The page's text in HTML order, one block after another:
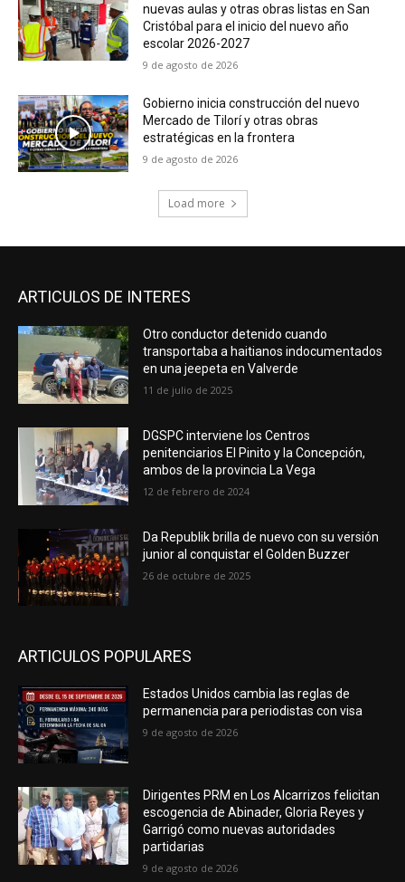
nuevas aulas y otras obras listas en San
Cristóbal para el inicio del nuevo año
escolar 2026-2027
9 de agosto de 2026
Gobierno inicia construcción del nuevo
Mercado de Tilorí y otras obras
estratégicas en la frontera
9 de agosto de 2026
Load more
ARTICULOS DE INTERES
Otro conductor detenido cuando
transportaba a haitianos indocumentados
en una jeepeta en Valverde
11 de julio de 2025
DGSPC interviene los Centros
penitenciarios El Pinito y la Concepción,
ambos de la provincia La Vega
12 de febrero de 2024
Da Republik brilla de nuevo con su versión
junior al conquistar el Golden Buzzer
26 de octubre de 2025
ARTICULOS POPULARES
Estados Unidos cambia las reglas de
permanencia para periodistas con visa
9 de agosto de 2026
Dirigentes PRM en Los Alcarrizos felicitan
escogencia de Abinader, Gloria Reyes y
Garrigó como nuevas autoridades
partidarias
9 de agosto de 2026